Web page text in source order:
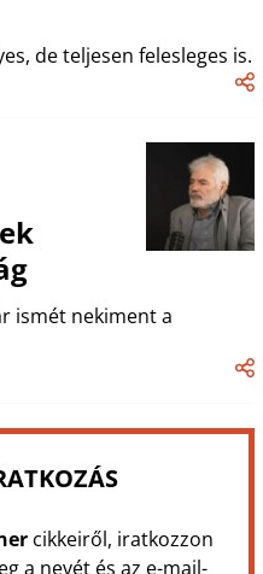
de teljesen felesleges is.
ismét nekiment a
cikkeiről, iratkozzon
a nevét és az e-mail-